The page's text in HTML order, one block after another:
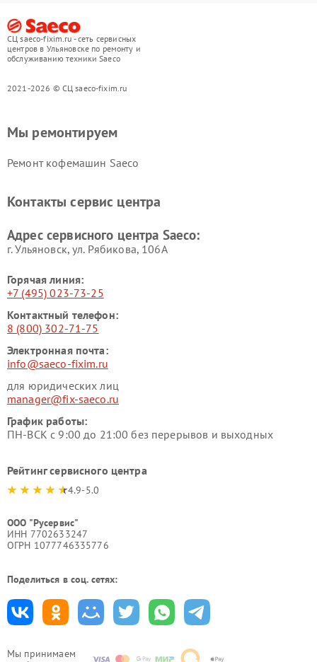
СЦ saeco-fixim.ru - сеть сервисных
центров в Ульяновске по ремонту и
обслуживанию техники Saeco
2021-2026 © СЦ saeco-fixim.ru
Мы принимаем
Мы ремонтируем
Ремонт кофемашин Saeco
Контакты сервис центра
Адрес сервисного центра Saeco:
г. Ульяновск, ул. Рябикова, 106А
Горячая линия:
+7 (495) 023-73-25
Контактный телефон:
8 (800) 302-71-75
Электронная почта:
info@saeco-fixim.ru
для юридических лиц
manager@fix-saeco.ru
График работы:
ПН-ВСК с 9:00 до 21:00 без перерывов и выходных
Рейтинг сервисного центра
4.9-5.0
ООО "Русервис"
ИНН 7702633247
ОГРН 1077746335776
Поделиться в соц. сетях: